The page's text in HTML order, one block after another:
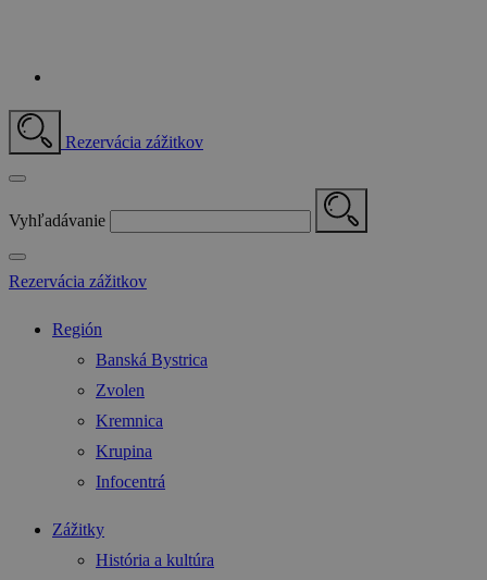
Rezervácia zážitkov
Vyhľadávanie
Rezervácia zážitkov
Región
Banská Bystrica
Zvolen
Kremnica
Krupina
Infocentrá
Zážitky
História a kultúra